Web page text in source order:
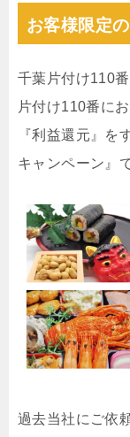
お客様限定
千葉片付け110
片付け110番に
『利益還元』を
キャンペーン』
過去当社にご依